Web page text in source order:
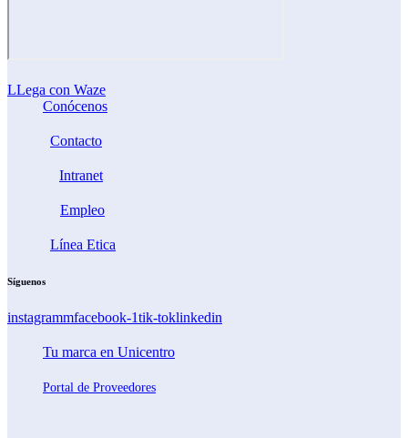
LLega con Waze
Conócenos
Contacto
Intranet
Empleo
Línea Etica
Síguenos
instagrammfacebook-1tik-toklinkedin
Tu marca en Unicentro
Portal de Proveedores